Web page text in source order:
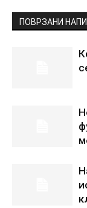
ПОВРЗАНИ